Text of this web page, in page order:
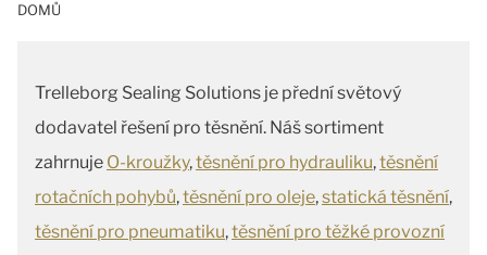
DOMŮ
Trelleborg Sealing Solutions je přední světový
dodavatel řešení pro těsnění. Náš sortiment
zahrnuje O-kroužky,těsnění pro hydrauliku,těsnění
rotačních pohybů,těsnění pro oleje,statická těsnění,
těsnění pro pneumatiku,těsnění pro těžké provozní